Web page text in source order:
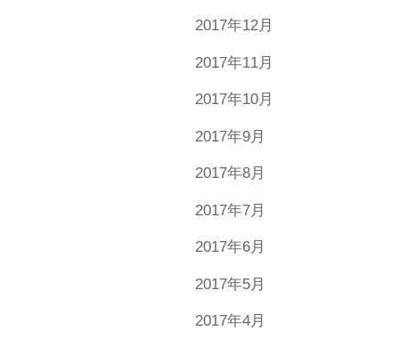
2017年12月
2017年11月
2017年10月
2017年9月
2017年8月
2017年7月
2017年6月
2017年5月
2017年4月